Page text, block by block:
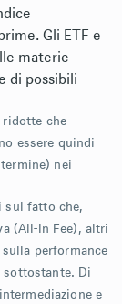
Gli ETF e
materie
di possibili
ridotte che
essere quindi
nei
sul fatto che,
(All-In Fee), altri
performance
sottostante. Di
e